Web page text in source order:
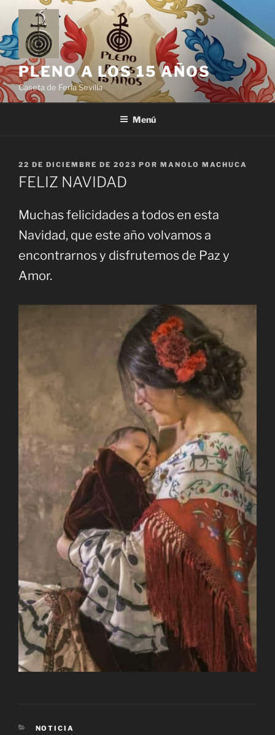
Saltar
contenido
PLENO A LOS 15 AÑOS
Caseta de Feria Sevilla
Menú
PUBLICADO
EL
22 DE DICIEMBRE DE 2023 POR MANOLO MACHUCA
FELIZ NAVIDAD
Muchas felicidades a todos en esta
Navidad, que este año volvamos a
encontrarnos y disfrutemos de Paz y
Amor.
CATEGORÍAS
NOTICIA